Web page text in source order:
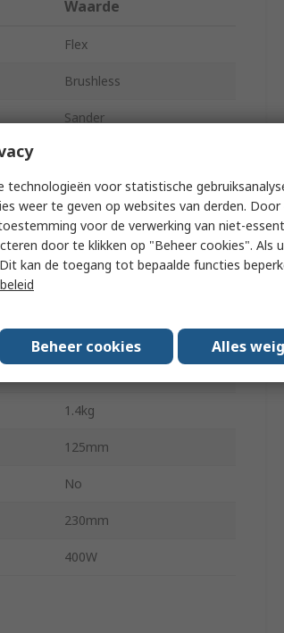
Waarde
Flex
Brushless
Sander
150 mm
10000, 4000rpm
230V
1.4kg
125mm
No
230mm
400W
technologieën voor statistische
weer te geven op websites van derden. Door
voor de verwerking van niet-
door te klikken op "Beheer cookies". Als
kan de toegang tot bepaalde functies
Beheer cookies Alles